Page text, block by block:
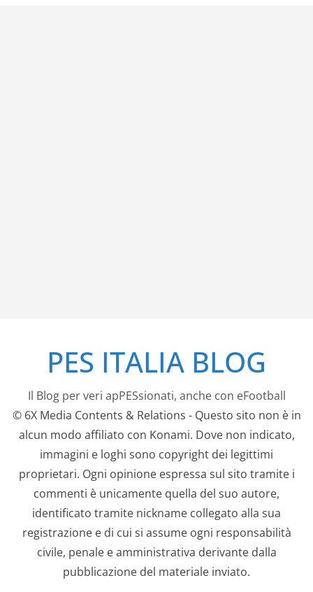
contenutoPES ITALIA BLOG
Il Blog per veri apPESsionati, anche con eFootball
© 6X Media Contents & Relations - Questo sito non è in
alcun modo affiliato con Konami. Dove non indicato,
immagini e loghi sono copyright dei legittimi
proprietari. Ogni opinione espressa sul sito tramite i
commenti è unicamente quella del suo autore,
identificato tramite nickname collegato alla sua
registrazione e di cui si assume ogni responsabilità
civile, penale e amministrativa derivante dalla
pubblicazione del materiale inviato.